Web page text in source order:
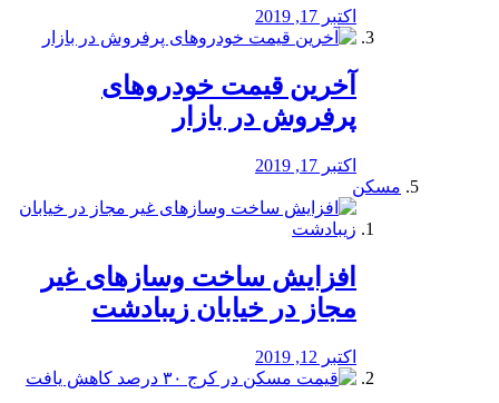
اکتبر 17, 2019
آخرین قیمت خودرو‌های
پرفروش در بازار
اکتبر 17, 2019
مسکن
افزایش ساخت وسازهای غیر
مجاز در خیابان زیبادشت
اکتبر 12, 2019